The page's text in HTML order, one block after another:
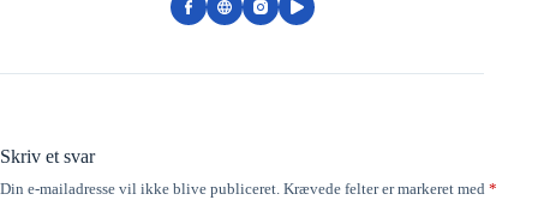
Skriv et svar
Din e-mailadresse vil ikke blive publiceret. Krævede felter er markeret med *